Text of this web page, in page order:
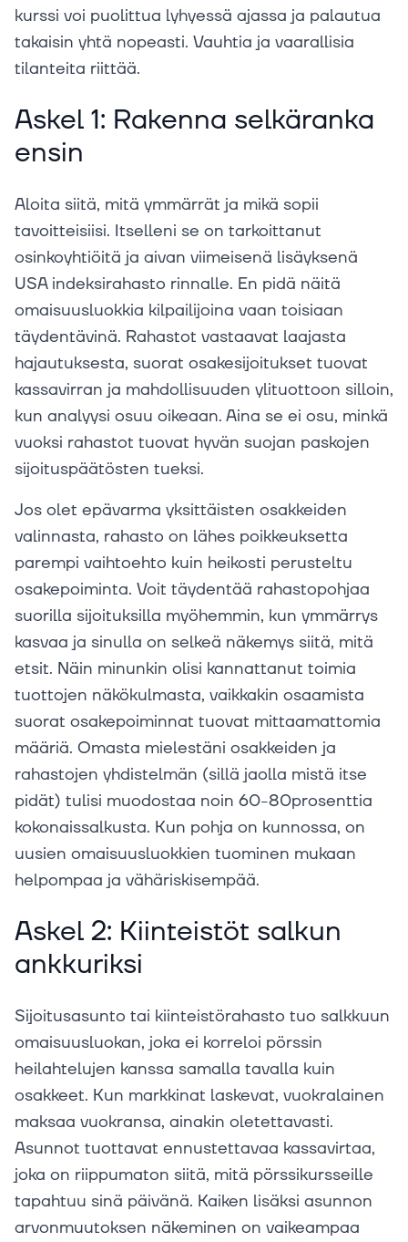
kurssi voi puolittua lyhyessä ajassa ja palautua
takaisin yhtä nopeasti. Vauhtia ja vaarallisia
tilanteita riittää.
Askel 1: Rakenna selkäranka
ensin
Aloita siitä, mitä ymmärrät ja mikä sopii
tavoitteisiisi. Itselleni se on tarkoittanut
osinkoyhtiöitä ja aivan viimeisenä lisäyksenä
USA indeksirahasto rinnalle. En pidä näitä
omaisuusluokkia kilpailijoina vaan toisiaan
täydentävinä. Rahastot vastaavat laajasta
hajautuksesta, suorat osakesijoitukset tuovat
kassavirran ja mahdollisuuden ylituottoon silloin,
kun analyysi osuu oikeaan. Aina se ei osu, minkä
vuoksi rahastot tuovat hyvän suojan paskojen
sijoituspäätösten tueksi.
Jos olet epävarma yksittäisten osakkeiden
valinnasta, rahasto on lähes poikkeuksetta
parempi vaihtoehto kuin heikosti perusteltu
osakepoiminta. Voit täydentää rahastopohjaa
suorilla sijoituksilla myöhemmin, kun ymmärrys
kasvaa ja sinulla on selkeä näkemys siitä, mitä
etsit. Näin minunkin olisi kannattanut toimia
tuottojen näkökulmasta, vaikkakin osaamista
suorat osakepoiminnat tuovat mittaamattomia
määriä. Omasta mielestäni osakkeiden ja
rahastojen yhdistelmän (sillä jaolla mistä itse
pidät) tulisi muodostaa noin 60-80prosenttia
kokonaissalkusta. Kun pohja on kunnossa, on
uusien omaisuusluokkien tuominen mukaan
helpompaa ja vähäriskisempää.
Askel 2: Kiinteistöt salkun
ankkuriksi
Sijoitusasunto tai kiinteistörahasto tuo salkkuun
omaisuusluokan, joka ei korreloi pörssin
heilahtelujen kanssa samalla tavalla kuin
osakkeet. Kun markkinat laskevat, vuokralainen
maksaa vuokransa, ainakin oletettavasti.
Asunnot tuottavat ennustettavaa kassavirtaa,
joka on riippumaton siitä, mitä pörssikursseille
tapahtuu sinä päivänä. Kaiken lisäksi asunnon
arvonmuutoksen näkeminen on vaikeampaa